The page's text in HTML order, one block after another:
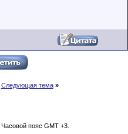
Следующая тема »
. Часовой пояс GMT +3.